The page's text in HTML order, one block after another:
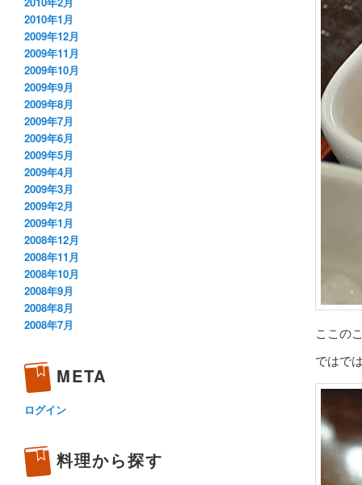
ここの
ではで
2010年1月
2009年12月
2009年11月
2009年10月
2009年9月
2009年8月
2009年7月
2009年6月
2009年5月
2009年4月
2009年3月
2009年2月
2009年1月
2008年12月
2008年11月
2008年10月
2008年9月
2008年8月
2008年7月
META
ログイン
料理から探す